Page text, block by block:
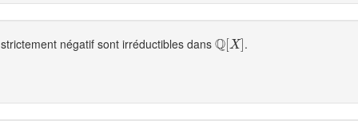
négatif sont irréductibles dans Q[X]
Q[X] .